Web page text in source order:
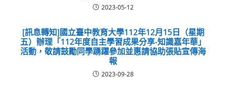
2023-05-12
[訊息轉知]國立臺中教育大學112年12月15日（星期
五）辦理「112年度自主學習成果分享-知識嘉年華」
活動，敬請鼓勵同學踴躍參加並惠請協助張貼宣傳海
報
2023-09-28